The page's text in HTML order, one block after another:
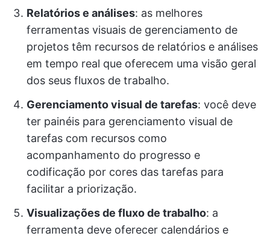
Relatórios e análises: as melhores
ferramentas visuais de gerenciamento de
projetos têm recursos de relatórios e análises
em tempo real que oferecem uma visão geral
dos seus fluxos de trabalho.
Gerenciamento visual de tarefas: você deve
ter painéis para gerenciamento visual de
tarefas com recursos como
acompanhamento do progresso e
codificação por cores das tarefas para
facilitar a priorização.
Visualizações de fluxo de trabalho: a
ferramenta deve oferecer calendários e